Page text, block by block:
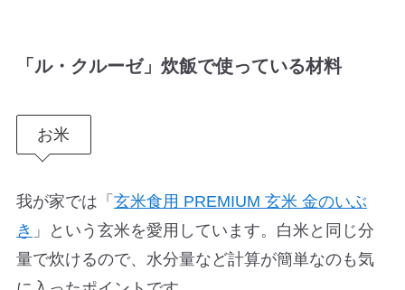
「ル・クルーゼ」炊飯で使っている材料
お米
我が家では「 玄米食用 PREMIUM 玄米 金のいぶ
き 」という玄米を愛用しています。白米と同じ分
量で炊けるので、水分量など計算が簡単なのも気